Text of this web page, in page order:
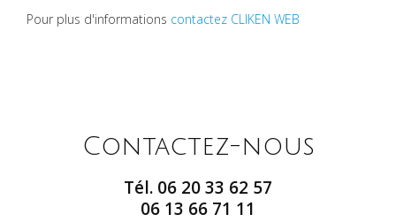
Pour plus d'informations contactez CLIKEN WEB
Contactez-nous
Tél. 06 20 33 62 57
06 13 66 71 11